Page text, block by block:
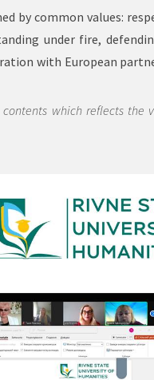
by common values:
under fire,
with European
which reflects the